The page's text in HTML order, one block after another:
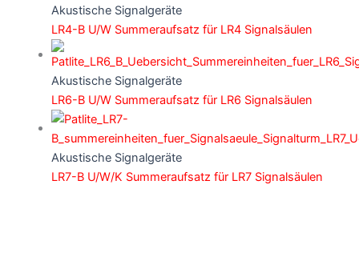
Akustische Signalgeräte
LR4-B U/W Summeraufsatz für LR4 Signalsäulen
Akustische Signalgeräte
LR6-B U/W Summeraufsatz für LR6 Signalsäulen
Akustische Signalgeräte
LR7-B U/W/K Summeraufsatz für LR7 Signalsäulen